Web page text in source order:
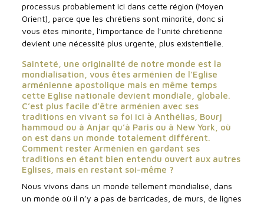
processus probablement ici dans cette région (Moyen
Orient), parce que les chrétiens sont minorité, donc si
vous êtes minorité, l’importance de l’unité chrétienne
devient une nécessité plus urgente, plus existentielle.
Sainteté, une originalité de notre monde est la
mondialisation, vous êtes arménien de l’Eglise
arménienne apostolique mais en même temps
cette Eglise nationale devient mondiale, globale.
C’est plus facile d’être arménien avec ses
traditions en vivant sa foi ici à Anthélias, Bourj
hammoud ou à Anjar qu’à Paris ou à New York, où
on est dans un monde totalement différent.
Comment rester Arménien en gardant ses
traditions en étant bien entendu ouvert aux autres
Eglises, mais en restant soi-même ?
Nous vivons dans un monde tellement mondialisé, dans
un monde où il n’y a pas de barricades, de murs, de lignes